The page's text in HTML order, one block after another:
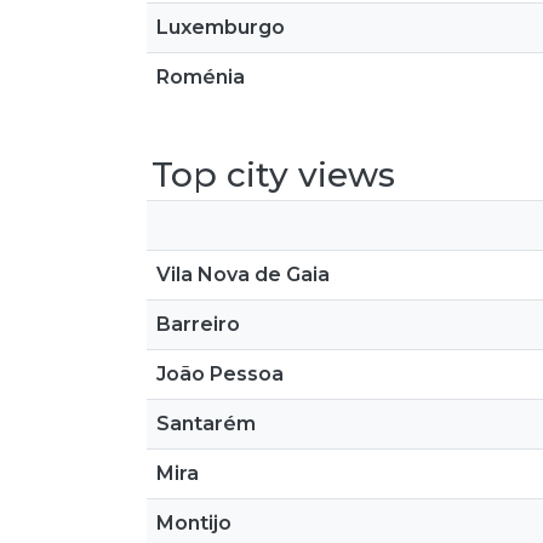
Luxemburgo
Roménia
Top city views
Vila Nova de Gaia
Barreiro
João Pessoa
Santarém
Mira
Montijo